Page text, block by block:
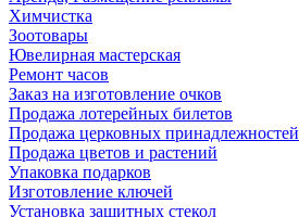
Химчистка
Зоотовары
Ювелирная мастерская
Ремонт часов
Заказ на изготовление очков
Продажа лотерейных билетов
Продажа церковных принадлежностей
Продажа цветов и растений
Упаковка подарков
Изготовление ключей
Установка защитных стекол